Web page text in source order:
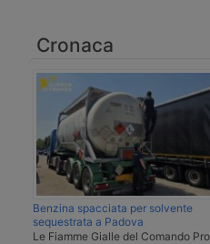
Cronaca
Benzina spacciata per solvente
sequestrata a Padova
Le Fiamme Gialle del Comando